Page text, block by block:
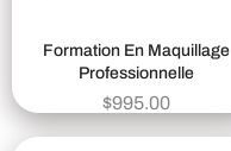
Formation En Maquillage
Professionnelle
$995.00